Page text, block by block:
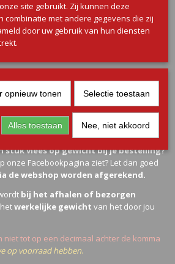
stuk vlees op gewicht bij je bestelling?
onze Facebookpagina ziet? Let dan goed
de webshop worden afgerekend.
bij het afhalen of bezorgen
werkelijke gewicht van het door jou
niet tot op een decimaal achter de komma
op voorraad hebben.
site gebruikt. Zij kunnen deze
combinatie met andere gegevens die zij
door uw gebruik van hun diensten
opnieuw tonen Selectie toestaan
Alles toestaan Nee, niet akkoord